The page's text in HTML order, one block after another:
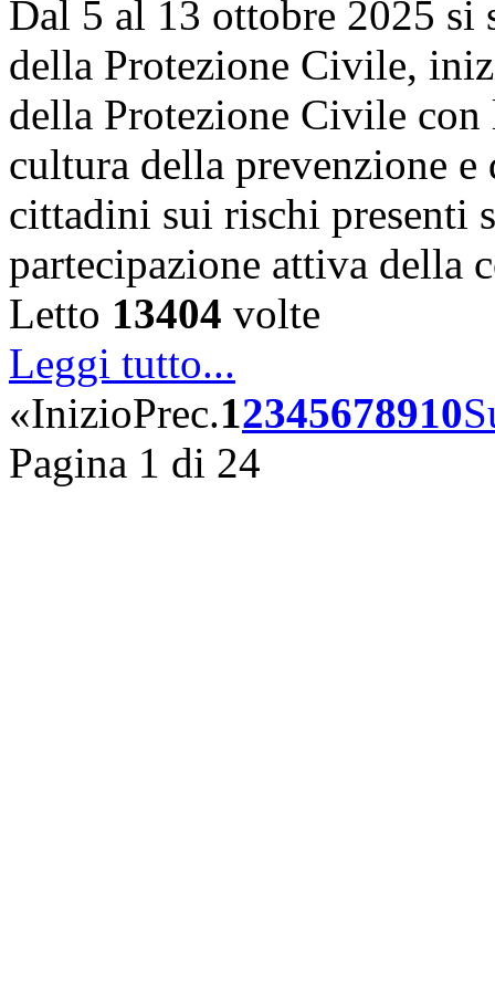
Dal 5 al 13 ottobre 2025 si
della Protezione Civile,
della Protezione Civile
cultura della prevenzione
cittadini sui rischi presenti
partecipazione attiva
Letto 13404 volte
Leggi tutto...
«InizioPrec.12345678910
Pagina 1 di 24